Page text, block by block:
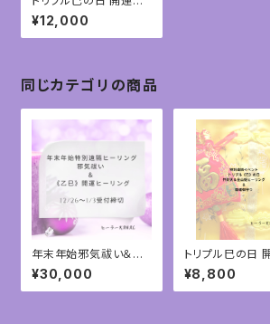
守り＆弁財天と金山姫
ヒーリング②
¥12,000
同じカテゴリの商品
年末年始邪気祓い＆乙
巳開運遠隔ヒーリング
③
¥30,000
トリプル巳の日
守り＆弁財天と
ヒーリング
¥8,800